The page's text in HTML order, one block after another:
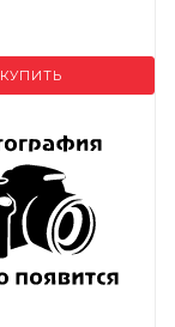
КУПИТЬ